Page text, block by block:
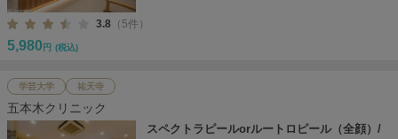
3.8 （5件）
5,980 円 (税込)
学芸大学 祐天寺
五本木クリニック
スペクトラピールorルートロピール（全顔）/